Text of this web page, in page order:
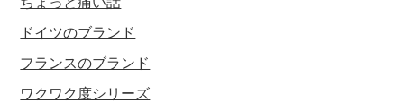
ドイツのブランド
フランスのブランド
ワクワク度シリーズ